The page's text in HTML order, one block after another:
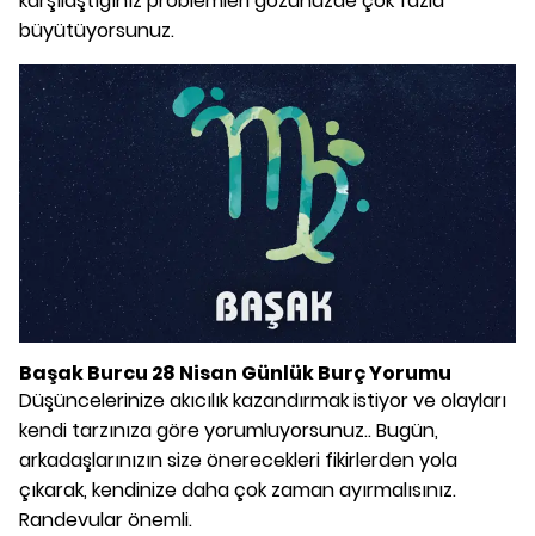
büyütüyorsunuz.
Başak Burcu 28 Nisan Günlük Burç Yorumu
Düşüncelerinize akıcılık kazandırmak istiyor ve olayları
kendi tarzınıza göre yorumluyorsunuz.. Bugün,
arkadaşlarınızın size önerecekleri fikirlerden yola
çıkarak, kendinize daha çok zaman ayırmalısınız.
Randevular önemli.